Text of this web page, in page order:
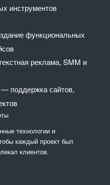
инструментов
функциональных
реклама, SMM и
поддержка сайтов,
технологии и
каждый проект был
клиентов.